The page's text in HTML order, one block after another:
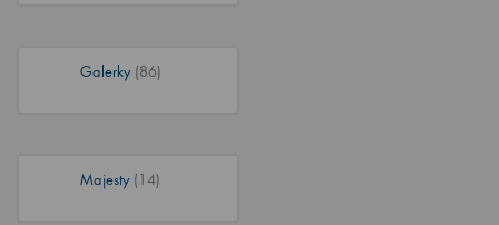
Galerky (86)
Majesty (14)